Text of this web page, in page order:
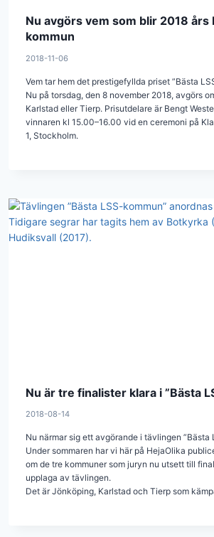
Nu avgörs vem som blir 2018 års
kommun
2018-11-06
Vem tar hem det prestigefyllda priset ”Bästa
Nu på torsdag, den 8 november 2018, avgörs
Karlstad eller Tierp. Prisutdelare är Bengt
vinnaren kl 15.00–16.00 vid en ceremoni på
1, Stockholm.
Nu är tre finalister klara i ”Bästa
2018-08-14
Nu närmar sig ett avgörande i tävlingen ”Bästa
Under sommaren har vi här på HejaOlika
om de tre kommuner som juryn nu utsett till
upplaga av tävlingen.
Det är Jönköping, Karlstad och Tierp som